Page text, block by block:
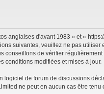
d'avant 1983 » et «
suivantes, veuillez ne pas
de vérifier
conditions modifiées et mises à jour.
logiciel de forum de discussions
ne peut en aucun cas être